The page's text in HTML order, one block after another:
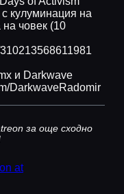
кулуминация на
човек (10
и Darkwave
DarkwaveRadomir
за още сходно